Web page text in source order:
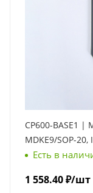
CP600-BASE1 |
MDKE9/SOP-20,
Есть в
1 558.40₽/шт